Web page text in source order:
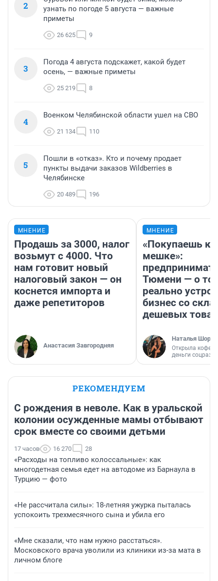
2
узнать по погоде 5 августа — важные
приметы
26 625 9
3
Погода 4 августа подскажет, какой будет
осень, — важные приметы
25 219 8
4
Военком Челябинской области ушел на СВО
21 134 110
5
Пошли в «отказ». Кто и почему продает
пункты выдачи заказов Wildberries в
Челябинске
20 489 196
МНЕНИЕ
Продашь за 3000, налог
возьмут с 4000. Что
нам готовит новый
налоговый закон — он
коснется импорта и
даже репетиторов
Анастасия Завгородняя
МНЕНИЕ
«Покупаешь
мешке»:
Тюмени — о
реально
бизнес со
дешевых
Наталья
Открыла
деньги
РЕКОМЕНДУЕМ
С рождения в неволе. Как в уральской
колонии осужденные мамы отбывают
срок вместе со своими детьми
17 часов 16 270 28
«Расходы на топливо колоссальные»: как
многодетная семья едет на автодоме из Барнаула в
Турцию — фото
«Не рассчитала силы»: 18-летняя ужурка пыталась
успокоить трехмесячного сына и убила его
«Мне сказали, что нам нужно расстаться».
Московского врача уволили из клиники из-за мата в
личном блоге